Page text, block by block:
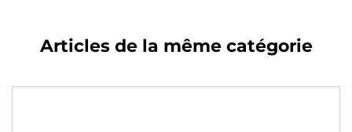
Articles de la même catégorie